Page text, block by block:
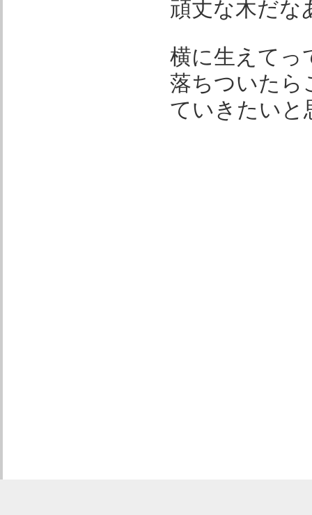
頑丈な木だな
横に生えてっ
落ちついたら
ていきたいと